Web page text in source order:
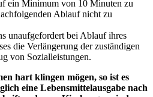
ein Minimum von 10 Minuten zu
Ablauf nicht zu
unaufgefordert bei Ablauf ihres
die Verlängerung der zuständigen
von Sozialleistungen.
hart klingen mögen, so ist es
eine Lebensmittelausgabe nach